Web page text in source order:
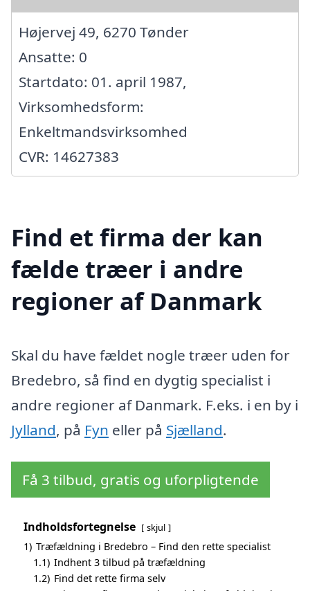
Højervej 49, 6270 Tønder
Ansatte: 0
Startdato: 01. april 1987,
Virksomhedsform:
Enkeltmandsvirksomhed
CVR: 14627383
Find et firma der kan
fælde træer i andre
regioner af Danmark
Skal du have fældet nogle træer uden for
Bredebro, så find en dygtig specialist i
andre regioner af Danmark. F.eks. i en by i
Jylland, på Fyn eller på Sjælland.
Få 3 tilbud, gratis og uforpligtende
Indholdsfortegnelse skjul
1) Træfældning i Bredebro – Find den rette specialist
1.1) Indhent 3 tilbud på træfældning
1.2) Find det rette firma selv